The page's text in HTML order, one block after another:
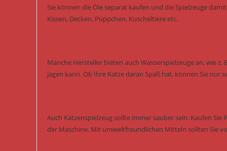
Sie können die Öle separat kaufen und die Spielzeuge
Kissen, Decken, Püppchen, Kuscheltiere etc.
Manche Hersteller bieten auch Wasserspielzeuge an, wie
jagen kann. Ob Ihre Katze daran Spaß hat, können Sie nur
Auch Katzenspielzeug sollte immer sauber sein. Kaufen
der Maschine. Mit umweltfreundlichen Mitteln sollten Sie